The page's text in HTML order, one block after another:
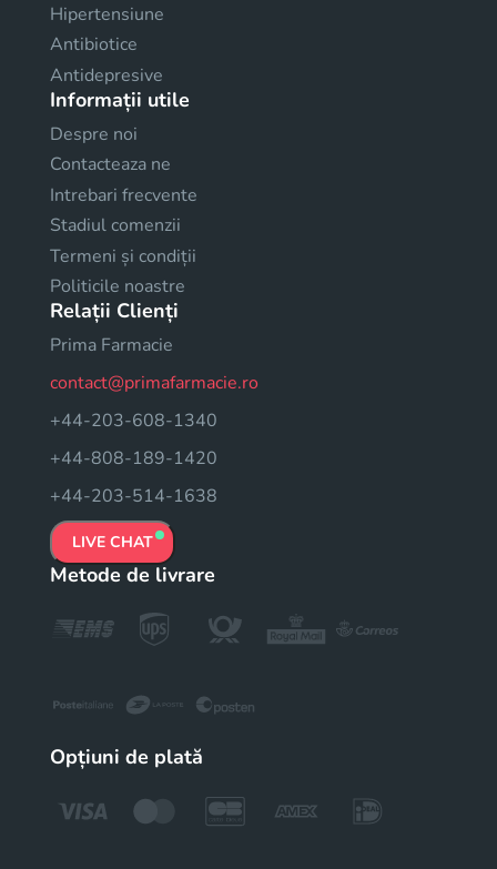
Hipertensiune
Antibiotice
Antidepresive
Informații utile
Despre noi
Contacteaza ne
Intrebari frecvente
Stadiul comenzii
Termeni și condiții
Politicile noastre
Relații Clienți
Prima Farmacie
contact@primafarmacie.ro
+44-203-608-1340
+44-808-189-1420
+44-203-514-1638
LIVE CHAT
Metode de livrare
Opțiuni de plată